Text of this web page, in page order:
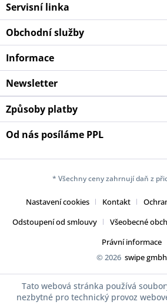
Servisní linka
Obchodní služby
Informace
Newsletter
Způsoby platby
Od nás posíláme PPL
* Všechny ceny zahrnují daň z
Nastavení cookies Kontakt
Odstoupení od smlouvy
Všeobecné
Právní informace
© 2026 swipe gmbh
Tato webová stránka používá
nezbytné pro technický provoz